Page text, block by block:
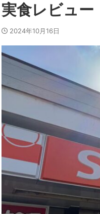
実食レビュー
2024年10月16日